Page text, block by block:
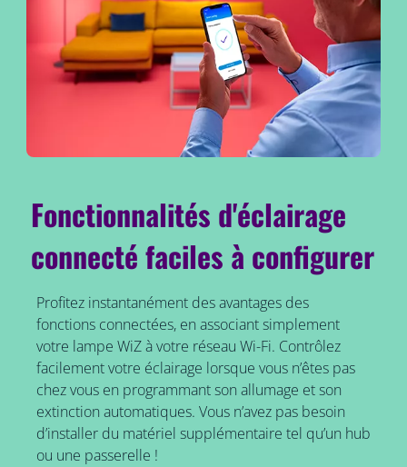
Fonctionnalités d'éclairage
connecté faciles à configurer
Profitez instantanément des avantages des
fonctions connectées, en associant simplement
votre lampe WiZ à votre réseau Wi-Fi. Contrôlez
facilement votre éclairage lorsque vous n’êtes pas
chez vous en programmant son allumage et son
extinction automatiques. Vous n’avez pas besoin
d’installer du matériel supplémentaire tel qu’un hub
ou une passerelle !